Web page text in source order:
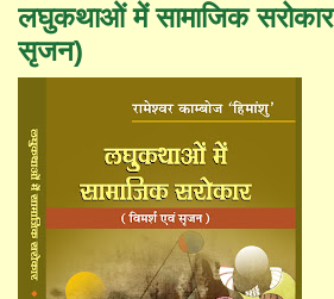
लघुकथाओं में सामाजिक सरोकार
सृजन)